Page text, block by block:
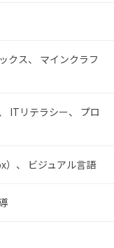
クス
マインクラフ
ITリテラシー
プロ
ビジュアル言語